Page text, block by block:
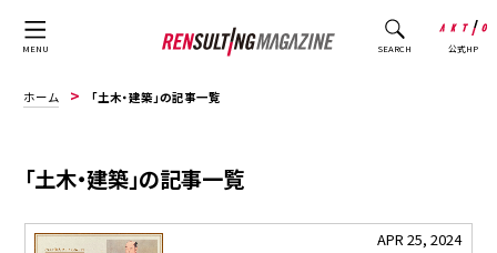
MENU SEARCH 公式HP
ホーム 「土木・建築」の記事一覧
「土木・建築」の記事一覧
APR 25, 2024